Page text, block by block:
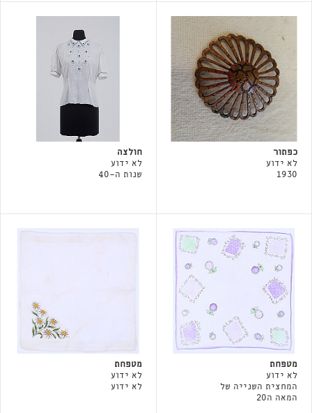
כפתור
לא ידוע
1930
חולצה
לא ידוע
שנות ה-40
מטפחת
לא ידוע
המחצית השנייה של
המאה ה20
מטפחת
לא ידוע
לא ידוע